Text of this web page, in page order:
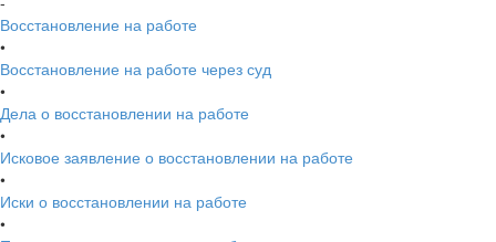
Восстановление на работе
•
Восстановление на работе через суд
•
Дела о восстановлении на работе
•
Исковое заявление о восстановлении на работе
•
Иски о восстановлении на работе
•